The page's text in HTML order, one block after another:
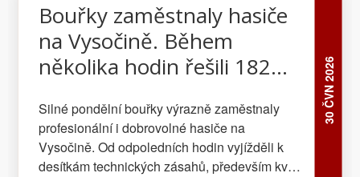
30 ČVN 2026
Bouřky zaměstnaly hasiče
na Vysočině. Během
několika hodin řešili 182
Silné pondělní bouřky výrazně zaměstnaly
profesionální i dobrovolné hasiče na
Vysočině. Od odpoledních hodin vyjížděli k
desítkám technických zásahů, především kvůli